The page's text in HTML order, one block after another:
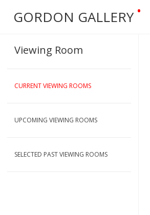
GORDON GALLERY •
Viewing Room
CURRENT VIEWING ROOMS
UPCOMING VIEWING ROOMS
SELECTED PAST VIEWING ROOMS